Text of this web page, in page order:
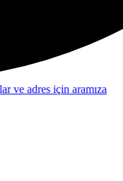
için aramıza